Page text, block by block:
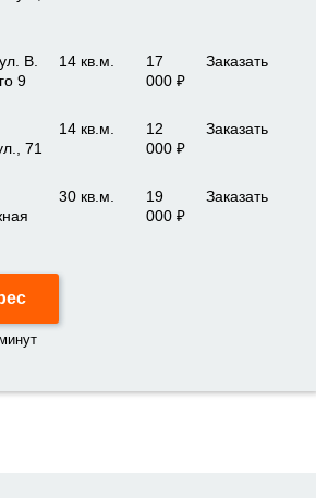
В.
9
14 кв.м.
17
000 ₽
Заказать
71
14 кв.м.
12
000 ₽
Заказать
30 кв.м.
19
000 ₽
Заказать